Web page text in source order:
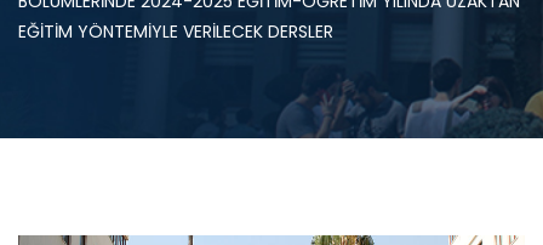
EĞİTİM YÖNTEMİYLE VERİLECEK DERSLER